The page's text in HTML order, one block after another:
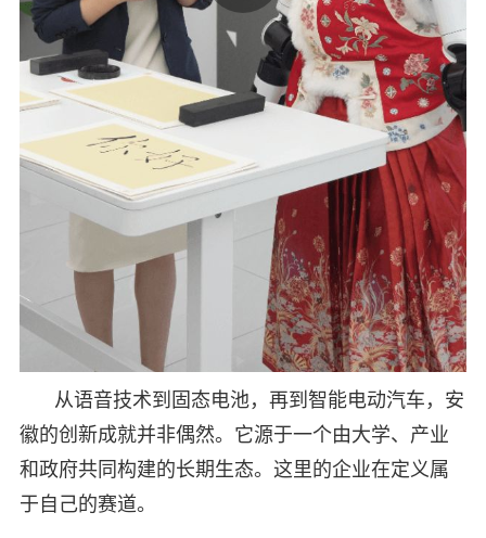
从语音技术到固态电池，再到智能电动汽车，安
徽的创新成就并非偶然。它源于一个由大学、产业
和政府共同构建的长期生态。这里的企业在定义属
于自己的赛道。